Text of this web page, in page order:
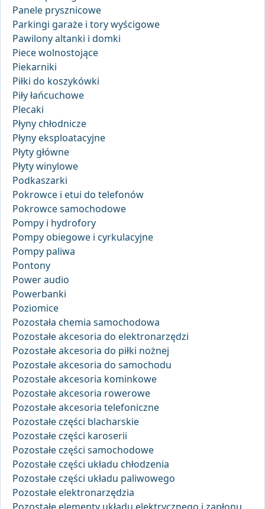
Panele prysznicowe
Parkingi garaże i tory wyścigowe
Pawilony altanki i domki
Piece wolnostojące
Piekarniki
Piłki do koszykówki
Piły łańcuchowe
Plecaki
Płyny chłodnicze
Płyny eksploatacyjne
Płyty główne
Płyty winylowe
Podkaszarki
Pokrowce i etui do telefonów
Pokrowce samochodowe
Pompy i hydrofory
Pompy obiegowe i cyrkulacyjne
Pompy paliwa
Pontony
Power audio
Powerbanki
Poziomice
Pozostała chemia samochodowa
Pozostałe akcesoria do elektronarzędzi
Pozostałe akcesoria do piłki nożnej
Pozostałe akcesoria do samochodu
Pozostałe akcesoria kominkowe
Pozostałe akcesoria rowerowe
Pozostałe akcesoria telefoniczne
Pozostałe części blacharskie
Pozostałe części karoserii
Pozostałe części samochodowe
Pozostałe części układu chłodzenia
Pozostałe części układu paliwowego
Pozostałe elektronarzędzia
Pozostałe elementy układu elektrycznego i zapłonu